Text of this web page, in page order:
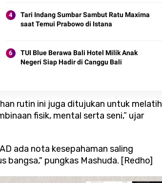
Tari Indang Sumbar Sambut Ratu Maxima
saat Temui Prabowo di Istana
TUI Blue Berawa Bali Hotel Milik Anak
Negeri Siap Hadir di Canggu Bali
rutin ini juga ditujukan untuk melatih
fisik, mental serta seni,” ujar
ada nota kesepahaman saling
bangsa," pungkas Mashuda. [Redho]